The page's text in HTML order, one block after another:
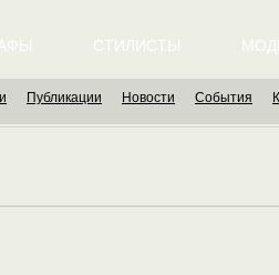
СТИЛИСТЫ
Публикации Новости События